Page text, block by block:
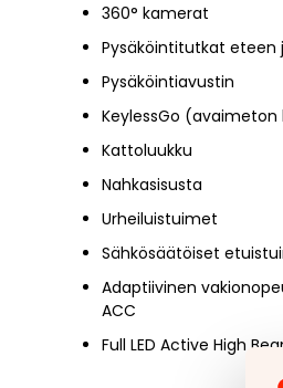
360° kamerat
Pysäköintitutkat eteen
Pysäköintiavustin
KeylessGo (avaimeton
Kattoluukku
Nahkasisusta
Urheiluistuimet
Sähkösäätöiset
Adaptiivinen
ACC
Full LED Active High